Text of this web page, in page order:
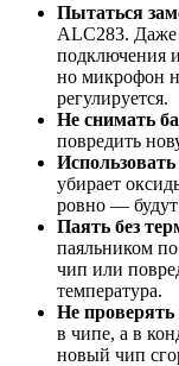
Пытаться
ALC283. Даже
подключения и
но микрофон
регулируется.
Не снимать
повредить
убирает
ровно —
Паять без
паяльником
чип или
температура.
Не
в чипе, а в
новый чип